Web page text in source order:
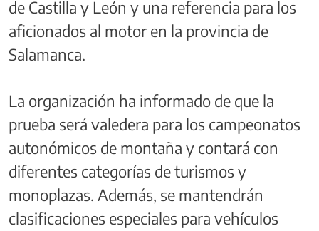
de Castilla y León y una referencia para los
aficionados al motor en la provincia de
Salamanca.
La organización ha informado de que la
prueba será valedera para los campeonatos
autonómicos de montaña y contará con
diferentes categorías de turismos y
monoplazas. Además, se mantendrán
clasificaciones especiales para vehículos